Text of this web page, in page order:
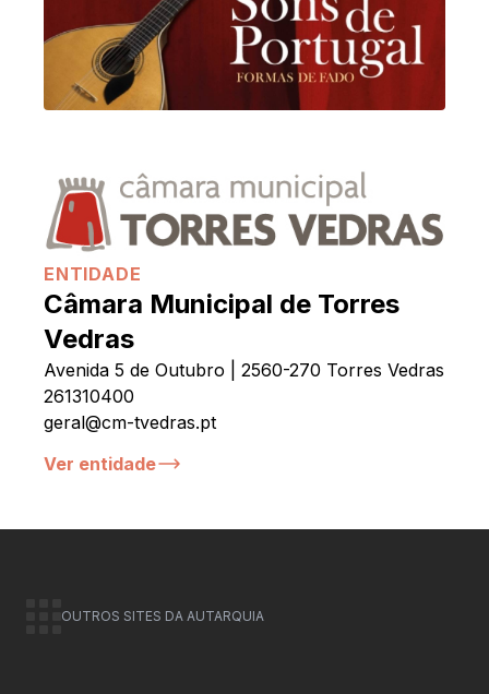
ENTIDADE
Câmara Municipal de Torres
Vedras
Avenida 5 de Outubro | 2560-270 Torres Vedras
261310400
geral@cm-tvedras.pt
Ver entidade
OUTROS SITES DA AUTARQUIA